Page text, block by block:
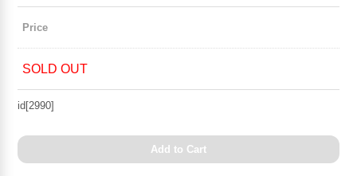
Price
SOLD OUT
id[2990]
Add to Cart